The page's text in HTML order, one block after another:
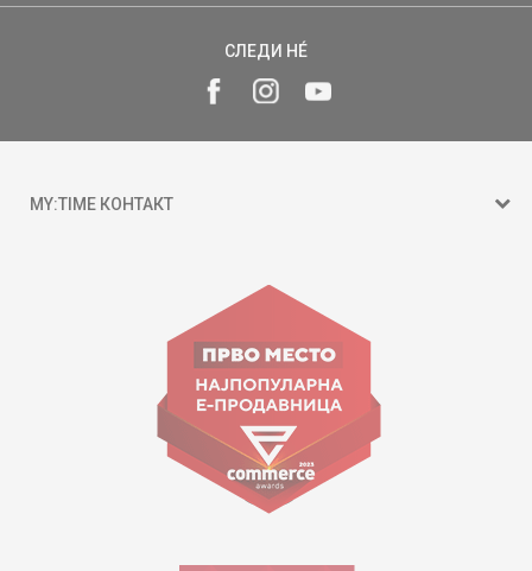
СЛЕДИ НÉ
MY:TIME КОНТАКТ
ул. Гоце Николовски бр.74 Скопје
contact@mytime.mk
Работно време:
09:00 до 17:00